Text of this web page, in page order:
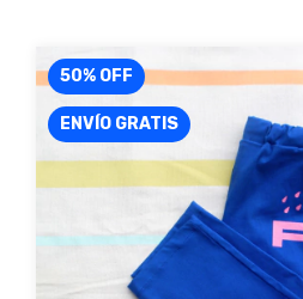
50% OFF
ENVÍO GRATIS